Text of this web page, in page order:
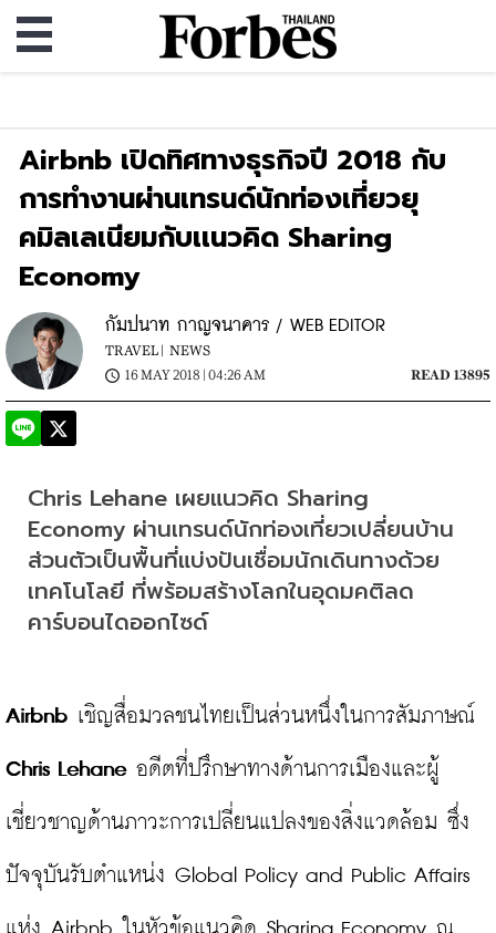
Airbnb เปิดทิศทางธุรกิจปี 2018 กับ
การทำงานผ่านเทรนด์นักท่องเที่ยวยุ
คมิลเลเนียมกับเเนวคิด Sharing
Economy
กัมปนาท กาญจนาคาร / WEB EDITOR
TRAVEL |
NEWS
16 MAY 2018 | 04:26 AM
READ 13895
Chris Lehane เผยแนวคิด Sharing
Economy ผ่านเทรนด์นักท่องเที่ยวเปลี่ยนบ้าน
ส่วนตัวเป็นพื้นที่แบ่งปันเชื่อมนักเดินทางด้วย
เทคโนโลยี ที่พร้อมสร้างโลกในอุดมคติลด
คาร์บอนไดออกไซด์
Airbnb
Chris Lehane อดีตที่ปรึกษาทางด้านการเมืองและผู้
เชี่ยวชาญด้านภาวะการเปลี่ยนแปลงของสิ่งแวดล้อม ซึ่ง
ปัจจุบันรับตำแหน่ง Global Policy and Public Affairs